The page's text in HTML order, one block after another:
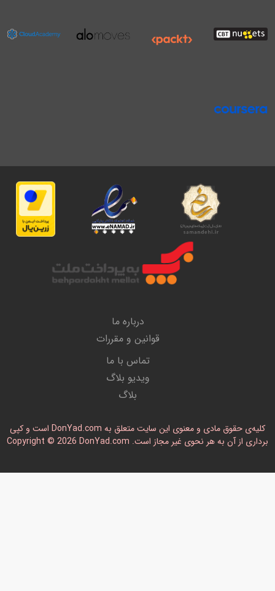
درباره ما
قوانین و مقررات
تماس با ما
ویدیو بلاگ
بلاگ
کلیه‌ی حقوق مادی و معنوی این سایت متعلق به DonYad.com است و کپی
برداری از آن به هر نحوی غیر مجاز است. Copyright © 2026 DonYad.com